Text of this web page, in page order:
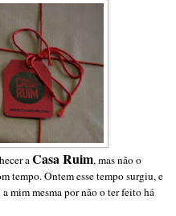
aCasa Ruim, mas não o
tempo. Ontem esse tempo surgiu, e
mim mesma por não o ter feito há